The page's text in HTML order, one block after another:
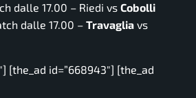
dalle 17.00 – Riedi vs Cobolli
dalle 17.00 – Travaglia vs
[the_ad id=”668943″] [the_ad